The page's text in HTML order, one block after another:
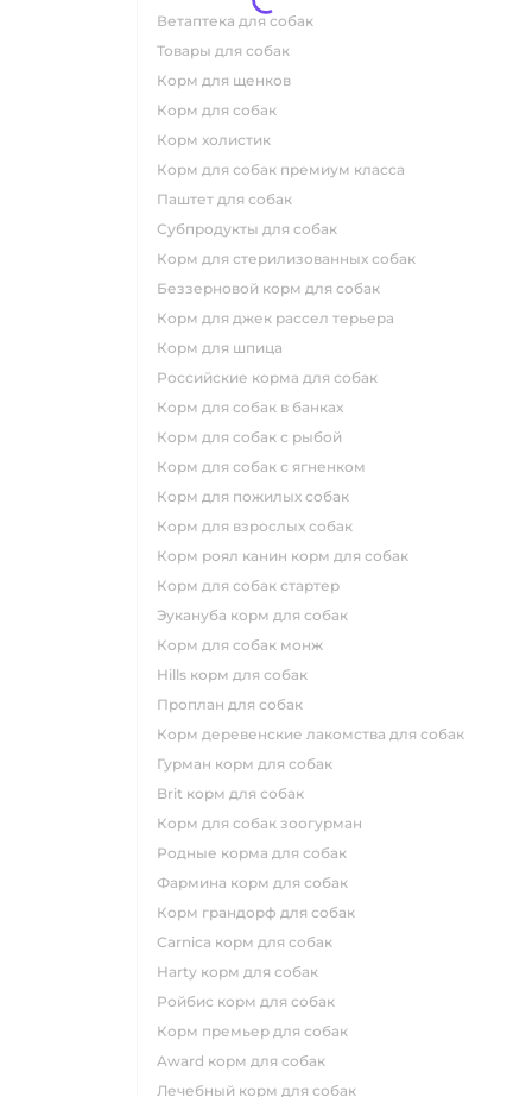
ветаптека для собак
товары для собак
корм для щенков
корм для собак
корм холистик
корм для собак премиум класса
паштет для собак
субпродукты для собак
корм для стерилизованных собак
беззерновой корм для собак
корм для джек рассел терьера
корм для шпица
российские корма для собак
корм для собак в банках
корм для собак с рыбой
корм для собак с ягненком
корм для пожилых собак
корм для взрослых собак
корм роял канин корм для собак
корм для собак стартер
эукануба корм для собак
корм для собак монж
hills корм для собак
проплан для собак
корм деревенские лакомства для собак
гурман корм для собак
brit корм для собак
корм для собак зоогурман
родные корма для собак
фармина корм для собак
корм грандорф для собак
carnica корм для собак
harty корм для собак
ройбис корм для собак
корм премьер для собак
award корм для собак
лечебный корм для собак